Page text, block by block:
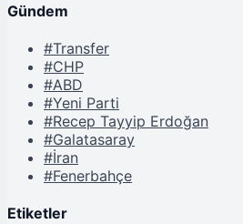
Gündem
#Transfer
#CHP
#ABD
#Yeni Parti
#Recep Tayyip Erdoğan
#Galatasaray
#İran
#Fenerbahçe
Etiketler